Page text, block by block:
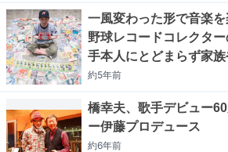
一風変わった形で音楽
野球レコードコレクタ
手本人にとどまらず家
約5年前
橋幸夫、歌手デビュー
ー伊藤プロデュース
約6年前